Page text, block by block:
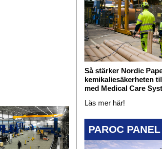
Så stärker Nordic
kemikaliesäkerheten
med Medical Care
Läs mer här!
PAROC